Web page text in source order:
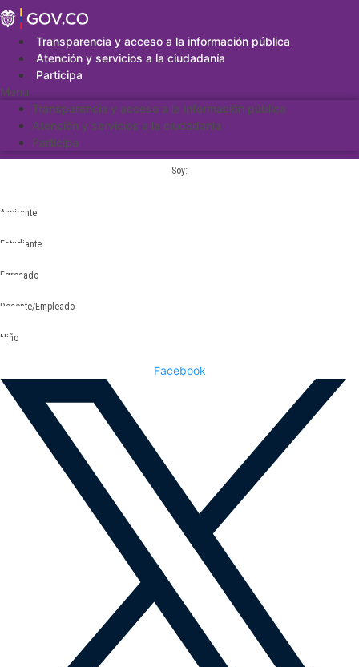
Saltar
al
contenidoTransparencia y acceso a la información pública
Atención y servicios a la ciudadanía
Participa
Menu
Transparencia y acceso a la información pública
Atención y servicios a la ciudadanía
Participa
Soy:
Aspirante
Estudiante
Egresado
Docente/Empleado
Niño
Facebook